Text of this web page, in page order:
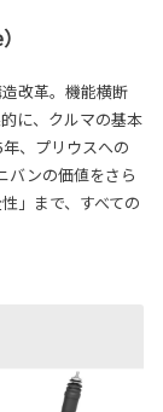
改革。機能横断
に、クルマの基本
、プリウスへの
バンの価値をさら
」まで、すべての